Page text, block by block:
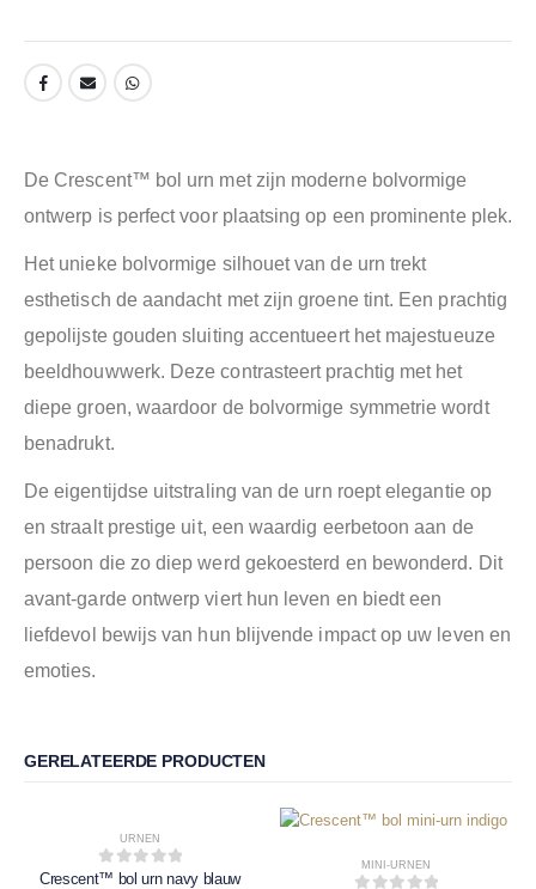
De Crescent™ bol urn met zijn moderne bolvormige
ontwerp is perfect voor plaatsing op een prominente plek.
Het unieke bolvormige silhouet van de urn trekt
esthetisch de aandacht met zijn groene tint. Een prachtig
gepolijste gouden sluiting accentueert het majestueuze
beeldhouwwerk. Deze contrasteert prachtig met het
diepe groen, waardoor de bolvormige symmetrie wordt
benadrukt.
De eigentijdse uitstraling van de urn roept elegantie op
en straalt prestige uit, een waardig eerbetoon aan de
persoon die zo diep werd gekoesterd en bewonderd. Dit
avant-garde ontwerp viert hun leven en biedt een
liefdevol bewijs van hun blijvende impact op uw leven en
emoties.
GERELATEERDE PRODUCTEN
URNEN
0out of 5
Crescent™ bol urn navy blauw
MINI-URNEN